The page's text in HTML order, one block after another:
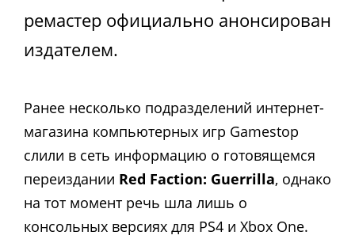
ремастер официально анонсирован
издателем.
Ранее несколько подразделений интернет-
магазина компьютерных игр Gamestop
слили в сеть информацию о готовящемся
переиздании Red Faction: Guerrilla, однако
на тот момент речь шла лишь о
консольных версиях для PS4 и Xbox One.